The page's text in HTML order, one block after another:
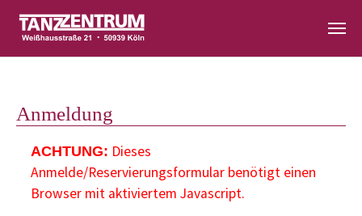
Anmeldung
ACHTUNG: Dieses
Anmelde/Reservierungsformular benötigt einen
Browser mit aktiviertem Javascript.